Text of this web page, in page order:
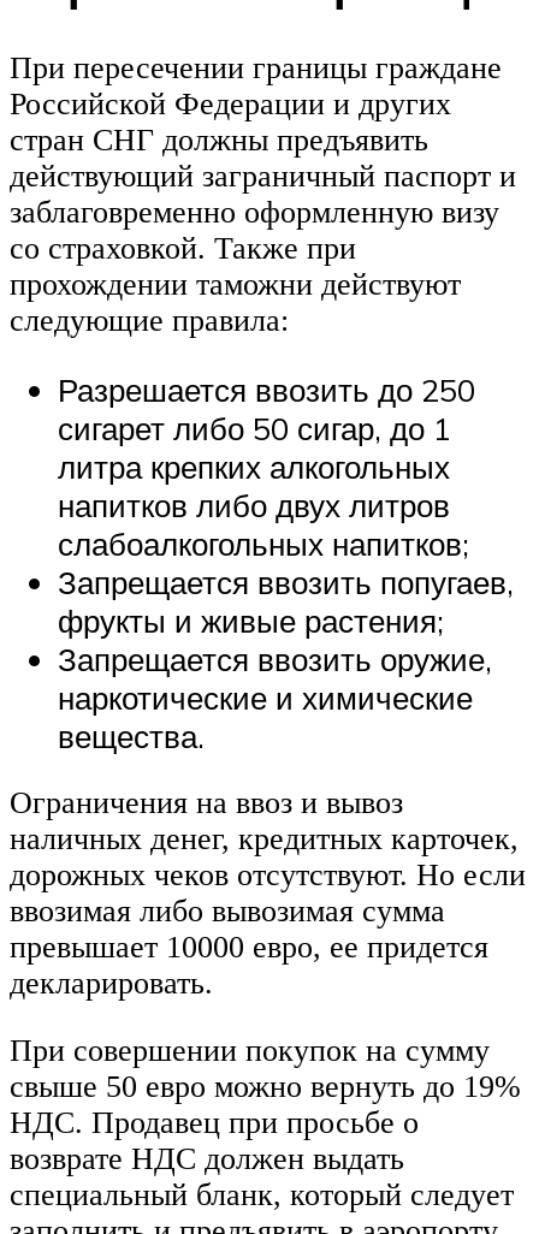
При пересечении границы граждане
Российской Федерации и других
стран СНГ должны предъявить
действующий заграничный паспорт и
заблаговременно оформленную визу
со страховкой. Также при
прохождении таможни действуют
следующие правила:
Разрешается ввозить до 250
сигарет либо 50 сигар, до 1
литра крепких алкогольных
напитков либо двух литров
слабоалкогольных напитков;
Запрещается ввозить попугаев,
фрукты и живые растения;
Запрещается ввозить оружие,
наркотические и химические
вещества.
Ограничения на ввоз и вывоз
наличных денег, кредитных карточек,
дорожных чеков отсутствуют. Но если
ввозимая либо вывозимая сумма
превышает 10000 евро, ее придется
декларировать.
При совершении покупок на сумму
свыше 50 евро можно вернуть до 19%
НДС. Продавец при просьбе о
возврате НДС должен выдать
специальный бланк, который следует